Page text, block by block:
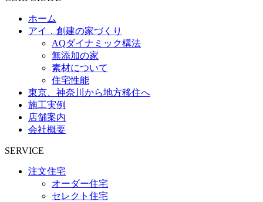
ホーム
アイ．創建の家づくり
AQダイナミック構法
無添加の家
素材について
住宅性能
東京、神奈川から地方移住へ
施工実例
店舗案内
会社概要
SERVICE
注文住宅
オーダー住宅
セレクト住宅